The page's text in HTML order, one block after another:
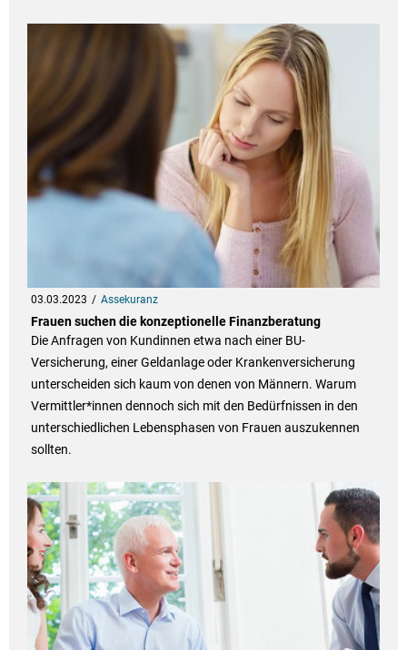
03.03.2023 Assekuranz
Frauen suchen die konzeptionelle Finanzberatung
Die Anfragen von Kundinnen etwa nach einer BU-
Versicherung, einer Geldanlage oder Krankenversicherung
unterscheiden sich kaum von denen von Männern. Warum
Vermittler*innen dennoch sich mit den Bedürfnissen in den
unterschiedlichen Lebensphasen von Frauen auszukennen
sollten.